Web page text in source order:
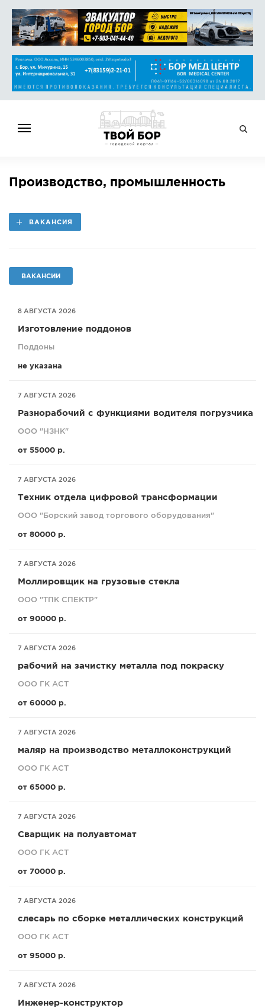
НОВОСТИ
ОБЪЯВЛЕНИЯ
СПРАВКА
ФОТО
Производство, промышленность
ВАКАНСИЯ
ВАКАНСИИ
8 АВГУСТА 2026
Изготовление поддонов
Поддоны
не указана
7 АВГУСТА 2026
Разнорабочий с функциями водителя погрузчика
ООО "НЗНК"
от 55000 р.
7 АВГУСТА 2026
Техник отдела цифровой трансформации
ООО "Борский завод торгового оборудования"
от 80000 р.
7 АВГУСТА 2026
Моллировщик на грузовые стекла
ООО "ТПК СПЕКТР"
от 90000 р.
7 АВГУСТА 2026
рабочий на зачистку металла под покраску
ООО ГК АСТ
от 60000 р.
7 АВГУСТА 2026
маляр на производство металлоконструкций
ООО ГК АСТ
от 65000 р.
7 АВГУСТА 2026
Сварщик на полуавтомат
ООО ГК АСТ
от 70000 р.
7 АВГУСТА 2026
слесарь по сборке металлических конструкций
ООО ГК АСТ
от 95000 р.
7 АВГУСТА 2026
Инженер-конструктор